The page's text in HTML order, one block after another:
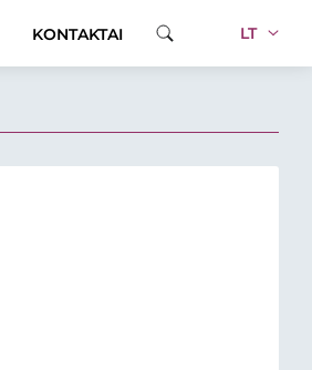
KONTAKTAI LT